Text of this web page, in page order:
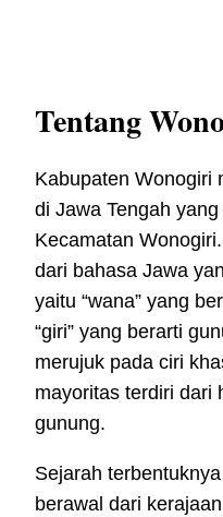
Tentang
Kabupaten Wonogiri
di Jawa Tengah
Kecamatan
dari bahasa Jawa
yaitu “wana” yang
“giri” yang berarti
merujuk pada ciri
mayoritas terdiri dari
gunung.
Sejarah
berawal dari